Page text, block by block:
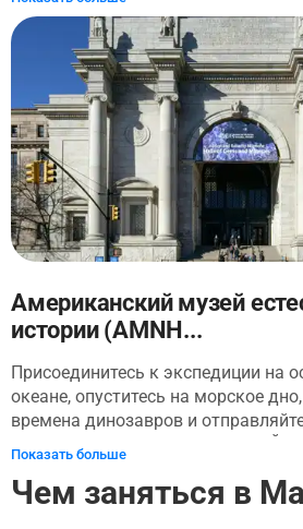
билеты в Американский музей
заранее и откройте для себя мир
прибытии вы сможете выбрать из
специальных экспонатов! Это
музеев на Земле, наполненный
и минералами, которые
Солнечную систему, и галактику).
по-крупному, отправляйтесь в
Космоса. Он исследует 13-
Вселенной и космической
Американский музей
истории (AMNH...
Присоединитесь к экспедиции на
океане, опуститесь на морское
времена динозавров и
пути – все это не покидая Нью-
заранее и откройте для себя мир
Показать больше
Чем заняться в